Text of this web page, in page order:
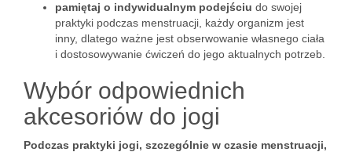
pamiętaj o indywidualnym podejściu do swojej
praktyki podczas menstruacji, każdy organizm jest
inny, dlatego ważne jest obserwowanie własnego ciała
i dostosowywanie ćwiczeń do jego aktualnych potrzeb.
Wybór odpowiednich
akcesoriów do jogi
Podczas praktyki jogi, szczególnie w czasie menstruacji,